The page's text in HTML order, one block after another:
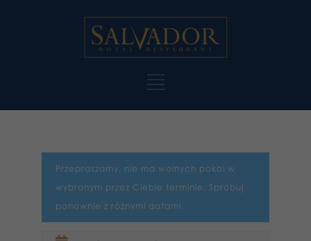
Przepraszamy, nie ma wolnych pokoi w
wybranym przez Ciebie terminie. Spróbuj
ponownie z różnymi datami.